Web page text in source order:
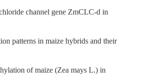
channel gene ZmCLC-d in
patterns in maize hybrids and their
of maize (Zea mays L.) in